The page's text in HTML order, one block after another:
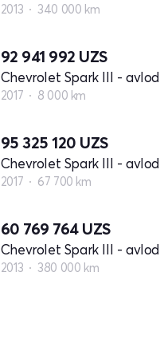
2013 340 000 km
92 941 992 UZS
Chevrolet Spark III - avlod
2017 8 000 km
95 325 120 UZS
Chevrolet Spark III - avlod
2017 67 700 km
60 769 764 UZS
Chevrolet Spark III - avlod
2013 380 000 km